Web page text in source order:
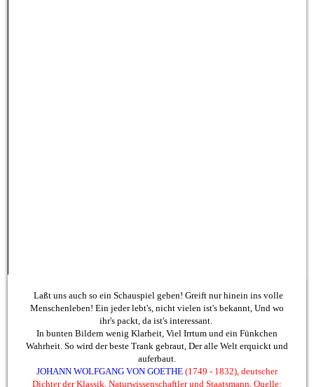
Laßt uns auch so ein Schauspiel geben! Greift nur hinein ins volle
Menschenleben! Ein jeder lebt's, nicht vielen ist's bekannt, Und wo
ihr's packt, da ist's interessant.
In bunten Bildern wenig Klarheit, Viel Irrtum und ein Fünkchen
Wahrheit. So wird der beste Trank gebraut, Der alle Welt erquickt und
auferbaut.
JOHANN WOLFGANG VON GOETHE (1749 - 1832), deutscher
Dichter der Klassik, Naturwissenschaftler und Staatsmann, Quelle: